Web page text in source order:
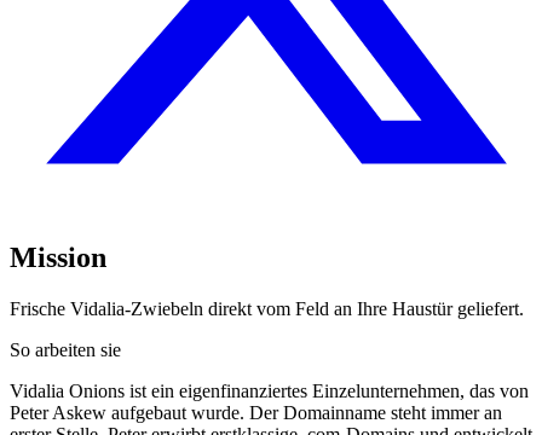
Mission
Frische Vidalia-Zwiebeln direkt vom Feld an Ihre Haustür geliefert.
So arbeiten sie
Vidalia Onions ist ein eigenfinanziertes Einzelunternehmen, das von
Peter Askew aufgebaut wurde. Der Domainname steht immer an